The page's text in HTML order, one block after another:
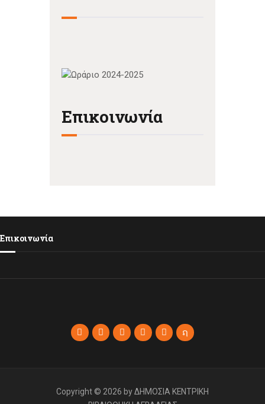
Επικοινωνία
Επικοινωνία
Copyright © 2026 by ΔΗΜΟΣΙΑ ΚΕΝΤΡΙΚΗ